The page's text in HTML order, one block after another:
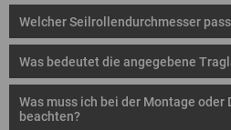
Welcher Seilrollendurchmesser
Was bedeutet die angegebene
Was muss ich bei der Montage
beachten?